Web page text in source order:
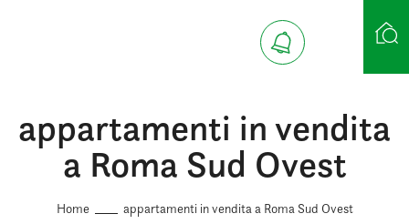
Ricerca case
appartamenti in vendita
a Roma Sud Ovest
Home appartamenti in vendita a Roma Sud Ovest